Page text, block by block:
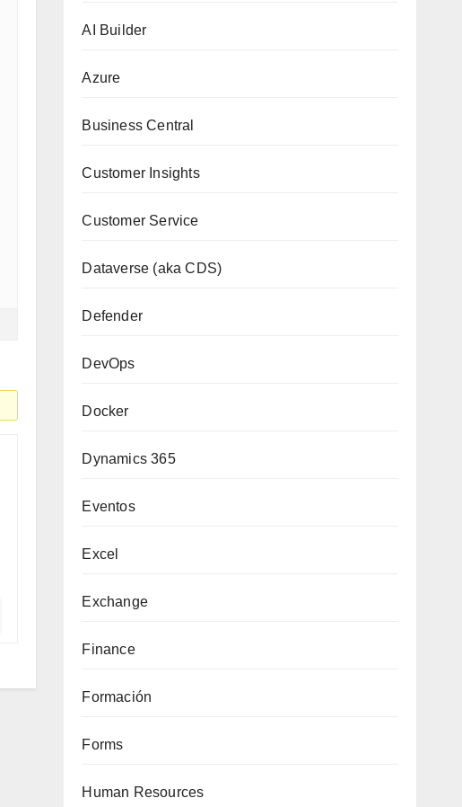
AI Builder
Azure
Business Central
Customer Insights
Customer Service
Dataverse (aka CDS)
Defender
DevOps
Docker
Dynamics 365
Eventos
Excel
Exchange
Finance
Formación
Forms
Human Resources